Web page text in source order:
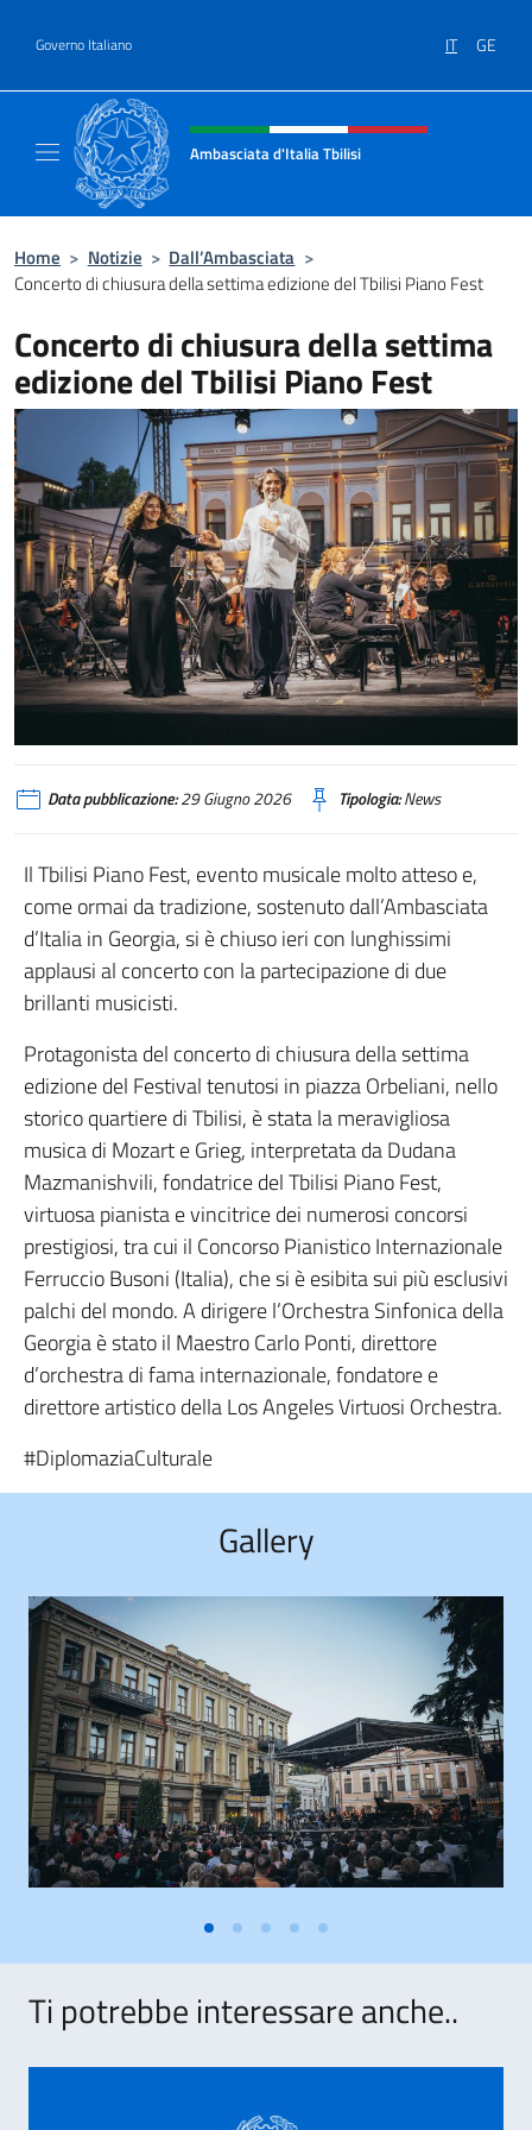
Governo Italiano IT GE
Intestazione sito, social e menù
Ambasciata d'Italia Tbilisi
Home > Notizie > Dall’Ambasciata >
Concerto di chiusura della settima edizione del Tbilisi Piano Fest
Concerto di chiusura della settima
edizione del Tbilisi Piano Fest
Data pubblicazione:29 Giugno 2026 Tipologia:News
Il Tbilisi Piano Fest, evento musicale molto atteso e,
come ormai da tradizione, sostenuto dall’Ambasciata
d’Italia in Georgia, si è chiuso ieri con lunghissimi
applausi al concerto con la partecipazione di due
brillanti musicisti.
Protagonista del concerto di chiusura della settima
edizione del Festival tenutosi in piazza Orbeliani, nello
storico quartiere di Tbilisi, è stata la meravigliosa
musica di Mozart e Grieg, interpretata da Dudana
Mazmanishvili, fondatrice del Tbilisi Piano Fest,
virtuosa pianista e vincitrice dei numerosi concorsi
prestigiosi, tra cui il Concorso Pianistico Internazionale
Ferruccio Busoni (Italia), che si è esibita sui più esclusivi
palchi del mondo. A dirigere l’Orchestra Sinfonica della
Georgia è stato il Maestro Carlo Ponti, direttore
d’orchestra di fama internazionale, fondatore e
direttore artistico della Los Angeles Virtuosi Orchestra.
#DiplomaziaCulturale
Gallery
Ti potrebbe interessare anche..